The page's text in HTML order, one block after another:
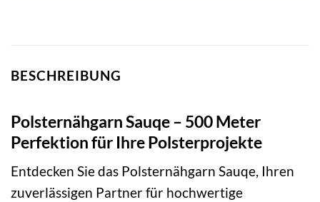
BESCHREIBUNG
Polsternähgarn Sauqe – 500 Meter
Perfektion für Ihre Polsterprojekte
Entdecken Sie das Polsternähgarn Sauqe, Ihren
zuverlässigen Partner für hochwertige